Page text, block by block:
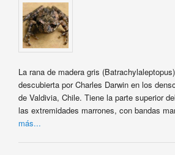
La rana de madera gris
descubierta por Charles Darwin en los
de Valdivia, Chile. Tiene la parte superior
las extremidades marrones, con bandas
más...